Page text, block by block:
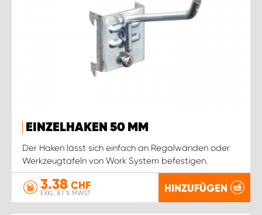
EINZELHAKEN 50 MM
Der Haken lässt sich einfach an Regalwänden oder
Werkzeugtafeln von Work System befestigen.
3.38 CHF
EXKL. 8.1 % MWST. HINZUFÜGEN